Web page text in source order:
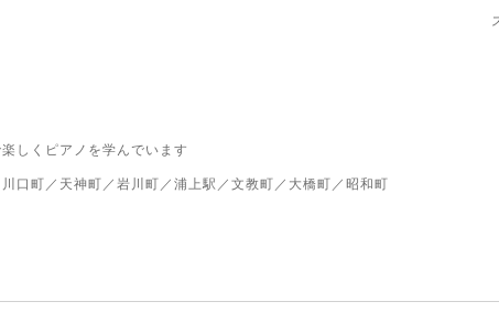
しくピアノを学んでいます
口町／天神町／岩川町／浦上駅／文教町／大橋町／昭和町